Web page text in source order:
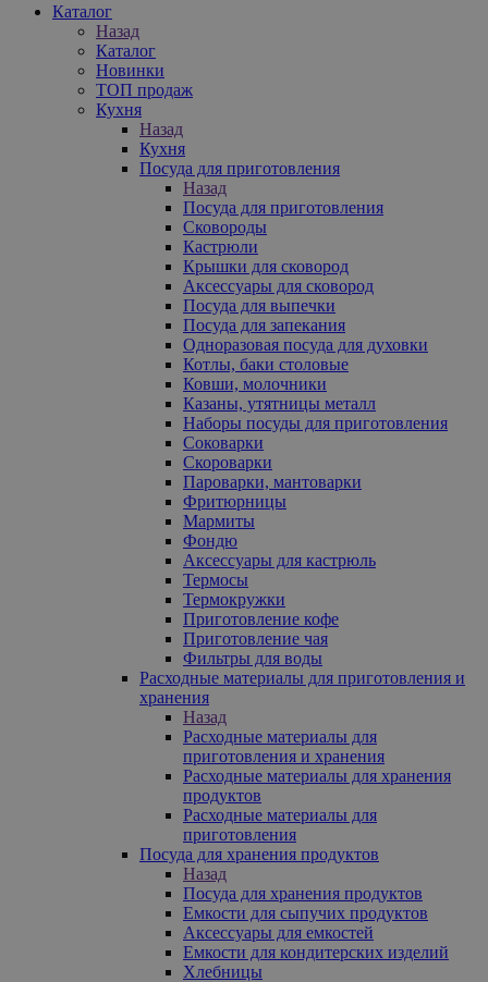
Каталог
Назад
Каталог
Новинки
ТОП продаж
Кухня
Назад
Кухня
Посуда для приготовления
Назад
Посуда для приготовления
Сковороды
Кастрюли
Крышки для сковород
Аксессуары для сковород
Посуда для выпечки
Посуда для запекания
Одноразовая посуда для духовки
Котлы, баки столовые
Ковши, молочники
Казаны, утятницы металл
Наборы посуды для приготовления
Соковарки
Скороварки
Пароварки, мантоварки
Фритюрницы
Мармиты
Фондю
Аксессуары для кастрюль
Термосы
Термокружки
Приготовление кофе
Приготовление чая
Фильтры для воды
Расходные материалы для приготовления и
хранения
Назад
Расходные материалы для
приготовления и хранения
Расходные материалы для хранения
продуктов
Расходные материалы для
приготовления
Посуда для хранения продуктов
Назад
Посуда для хранения продуктов
Емкости для сыпучих продуктов
Аксессуары для емкостей
Емкости для кондитерских изделий
Хлебницы